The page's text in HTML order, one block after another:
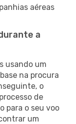
aéreas
a
usando um
na procura
o
de
para o seu voo
um